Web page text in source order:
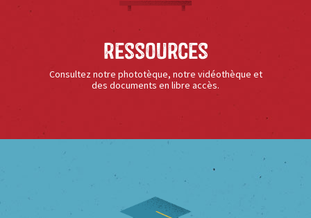
Ressources
Consultez notre phototèque, notre vidéothèque et
des documents en libre accès.